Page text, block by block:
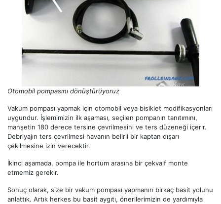
Otomobil pompasını dönüştürüyoruz
Vakum pompası yapmak için otomobil veya bisiklet modifikasyonları
uygundur. İşlemimizin ilk aşaması, seçilen pompanın tanıtımını,
manşetin 180 derece tersine çevrilmesini ve ters düzeneği içerir.
Debriyajın ters çevrilmesi havanın belirli bir kaptan dışarı
çekilmesine izin verecektir.
İkinci aşamada, pompa ile hortum arasına bir çekvalf monte
etmemiz gerekir.
Sonuç olarak, size bir vakum pompası yapmanın birkaç basit yolunu
anlattık. Artık herkes bu basit aygıtı, önerilerimizin de yardımıyla